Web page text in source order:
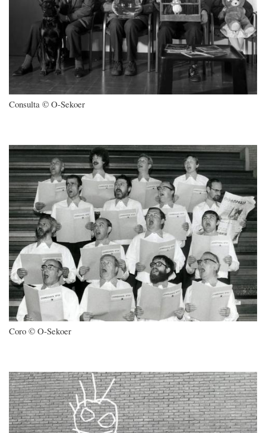
Consulta © O-Sekoer
Imagen
Coro © O-Sekoer
Imagen